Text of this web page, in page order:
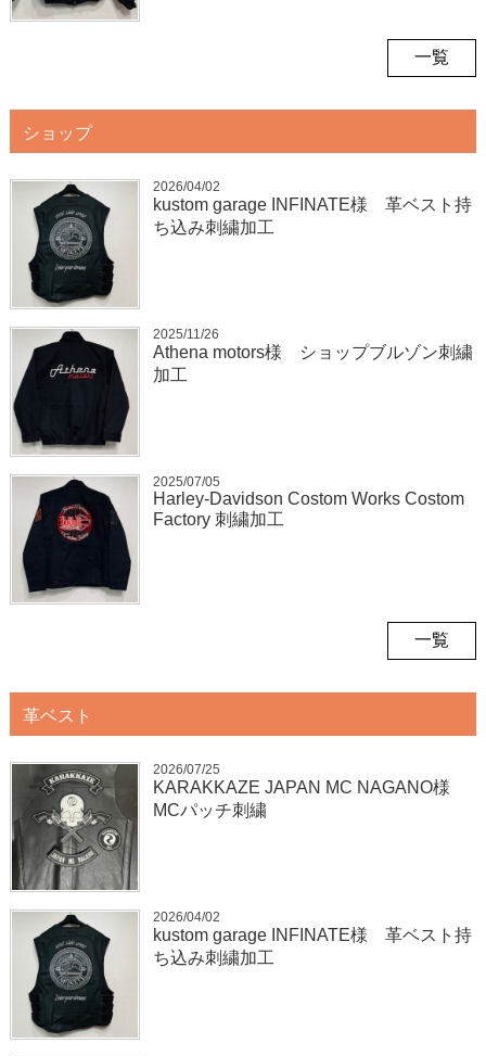
一覧
ショップ
2026/04/02
kustom garage INFINATE様 革ベスト持
ち込み刺繍加工
2025/11/26
Athena motors様 ショップブルゾン刺繍
加工
2025/07/05
Harley-Davidson Costom Works Costom
Factory 刺繍加工
一覧
革ベスト
2026/07/25
KARAKKAZE JAPAN MC NAGANO様
MCパッチ刺繍
2026/04/02
kustom garage INFINATE様 革ベスト持
ち込み刺繍加工